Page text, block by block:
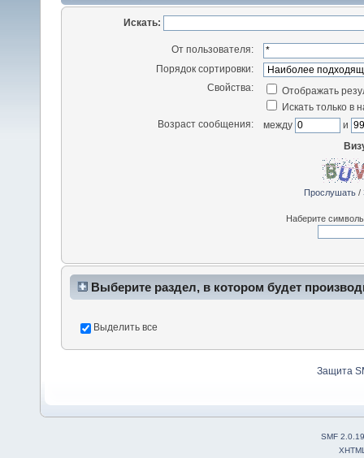
Искать:
От пользователя:
Порядок сортировки:
Свойства:
Отображать
Искать только в
Возраст сообщения:
между
и
Прослушать/
Наберите
Выберите раздел, в котором будет
Выделить все
Защита
SMF 2.0.19